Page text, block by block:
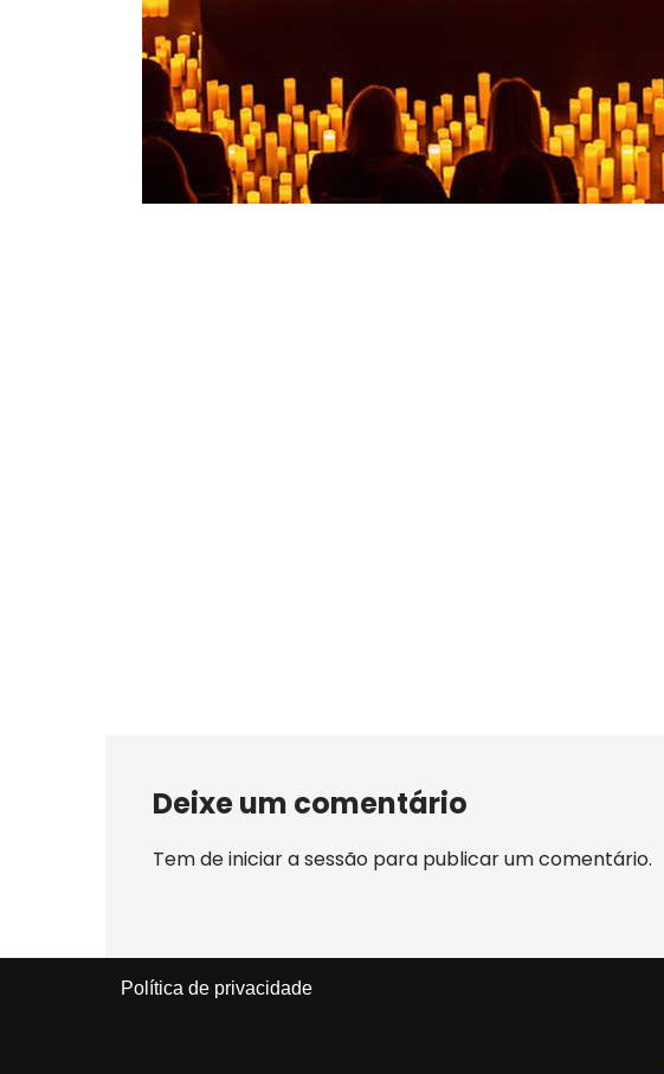
Deixe um comentário
Tem deiniciar a sessão para publicar um comentário.
Política de privacidade